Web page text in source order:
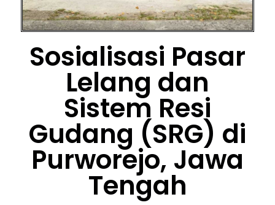
Sosialisasi Pasar
Lelang dan
Sistem Resi
Gudang (SRG) di
Purworejo, Jawa
Tengah